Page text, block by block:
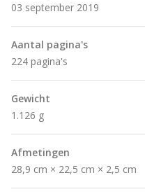
03 september 2019
Aantal pagina's
224 pagina's
Gewicht
1.126 g
Afmetingen
28,9 cm × 22,5 cm × 2,5 cm